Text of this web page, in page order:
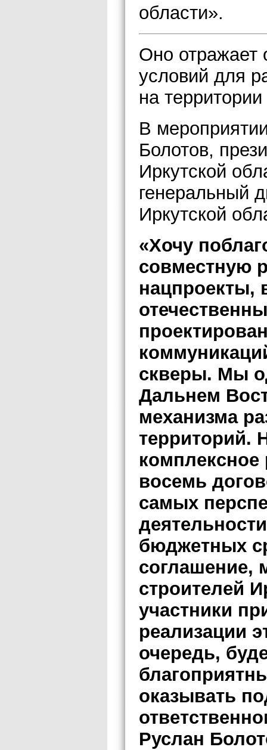
области».
Оно отражает
условий для
на территории
В
Болотов,
Иркутской
генеральный
Иркутской
«Хочу
совместную
нацпроекты,
скверы. Мы
Дальнем
механизма
территорий.
комплексное
восемь
самых
бюджетных
соглашение,
строителей
участники
реализации
очередь,
оказывать
Руслан